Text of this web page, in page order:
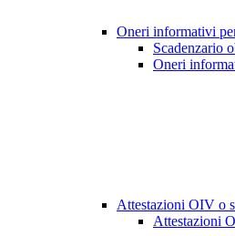
Oneri informativi
Scadenzario
Oneri
Attestazioni OIV o
Attestazioni